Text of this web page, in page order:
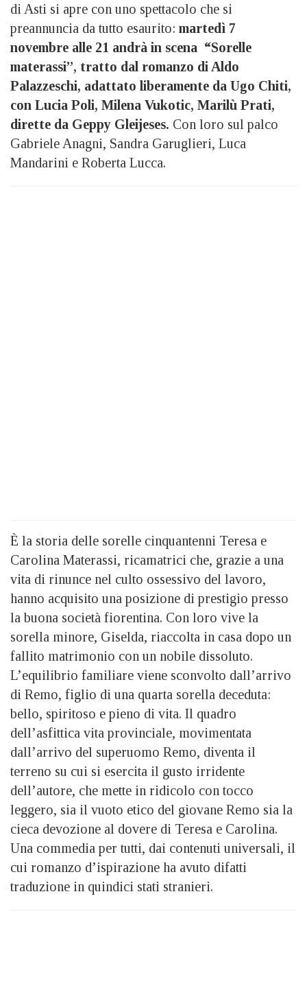
di Asti si apre con uno spettacolo che si
preannuncia da tutto esaurito: martedì 7
novembre alle 21 andrà in scena “Sorelle
materassi”, tratto dal romanzo di Aldo
Palazzeschi, adattato liberamente da Ugo Chiti,
con Lucia Poli, Milena Vukotic, Marilù Prati,
dirette da Geppy Gleijeses. Con loro sul palco
Gabriele Anagni, Sandra Garuglieri, Luca
Mandarini e Roberta Lucca.
È la storia delle sorelle cinquantenni Teresa e
Carolina Materassi, ricamatrici che, grazie a una
vita di rinunce nel culto ossessivo del lavoro,
hanno acquisito una posizione di prestigio presso
la buona società fiorentina. Con loro vive la
sorella minore, Giselda, riaccolta in casa dopo un
fallito matrimonio con un nobile dissoluto.
L’equilibrio familiare viene sconvolto dall’arrivo
di Remo, figlio di una quarta sorella deceduta:
bello, spiritoso e pieno di vita. Il quadro
dell’asfittica vita provinciale, movimentata
dall’arrivo del superuomo Remo, diventa il
terreno su cui si esercita il gusto irridente
dell’autore, che mette in ridicolo con tocco
leggero, sia il vuoto etico del giovane Remo sia la
cieca devozione al dovere di Teresa e Carolina.
Una commedia per tutti, dai contenuti universali, il
cui romanzo d’ispirazione ha avuto difatti
traduzione in quindici stati stranieri.